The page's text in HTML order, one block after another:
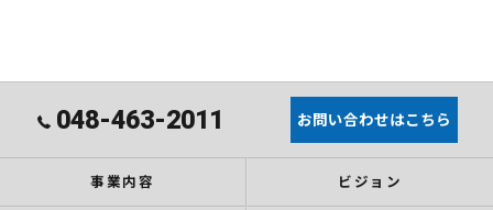
048-463-2011 お問い合わせはこちら
事業内容 ビジョン